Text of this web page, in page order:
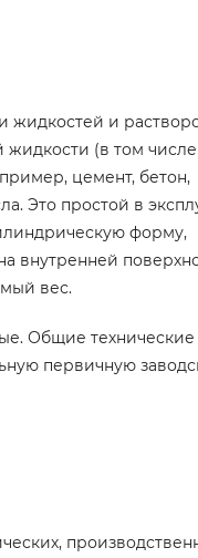
жидкостей и
жидкости (в том
цемент, бетон,
Это простой в
форму,
внутренней
вес.
Общие технические
первичную